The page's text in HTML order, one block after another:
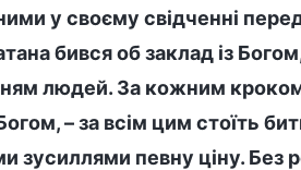
у своєму свідченні
бився об заклад із
людей. За кожним
– за всім цим стоїть
зусиллями певну ціну. Без